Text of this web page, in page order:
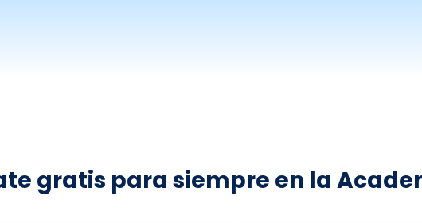
gratis para siempre en la